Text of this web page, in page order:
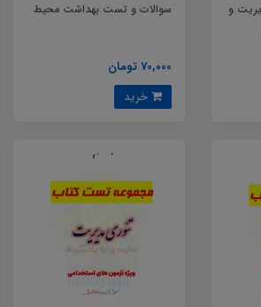
و
سوالات و تست بهداشت محیط
70,000 تومان